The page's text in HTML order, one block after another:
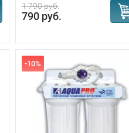
1 790 руб.
790 руб.
-10%